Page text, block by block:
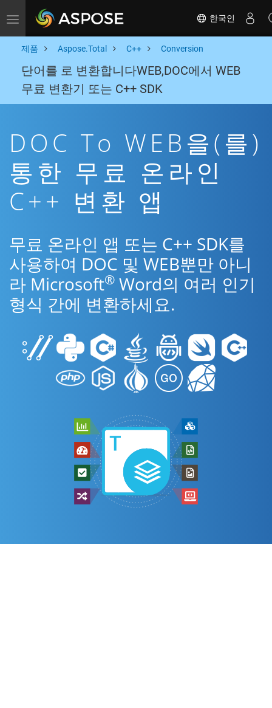
Toggle navigation 한국인
제품 Aspose.Total C++ Conversion
단어를 로 변환합니다WEB,DOC에서 WEB
무료 변환기 또는 C++ SDK
DOC To WEB을(를)
통한 무료 온라인
C++ 변환 앱
무료 온라인 앱 또는 C++ SDK를
사용하여 DOC 및 WEB뿐만 아니
라 Microsoft® Word의 여러 인기
형식 간에 변환하세요.